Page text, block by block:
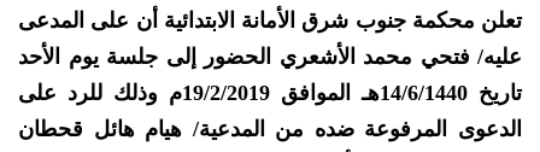
تعلن محكمة جنوب شرق الأمانة الابتدائية أن على المدعى
عليه/ فتحي محمد الأشعري الحضور إلى جلسة يوم الأحد
تاريخ 14/6/1440هـ الموافق 19/2/2019م وذلك للرد على
الدعوى المرفوعة ضده من المدعية/ هيام هائل قحطان